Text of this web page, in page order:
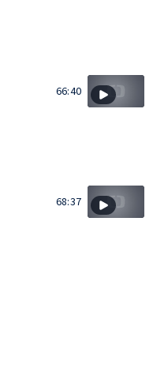
66:40
68:37